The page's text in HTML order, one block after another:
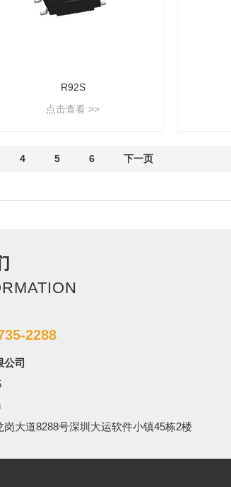
R92S
点击查看 >>
4 5 6 下一页
2288
公司
大道8288号深圳大运软件小镇45栋2楼